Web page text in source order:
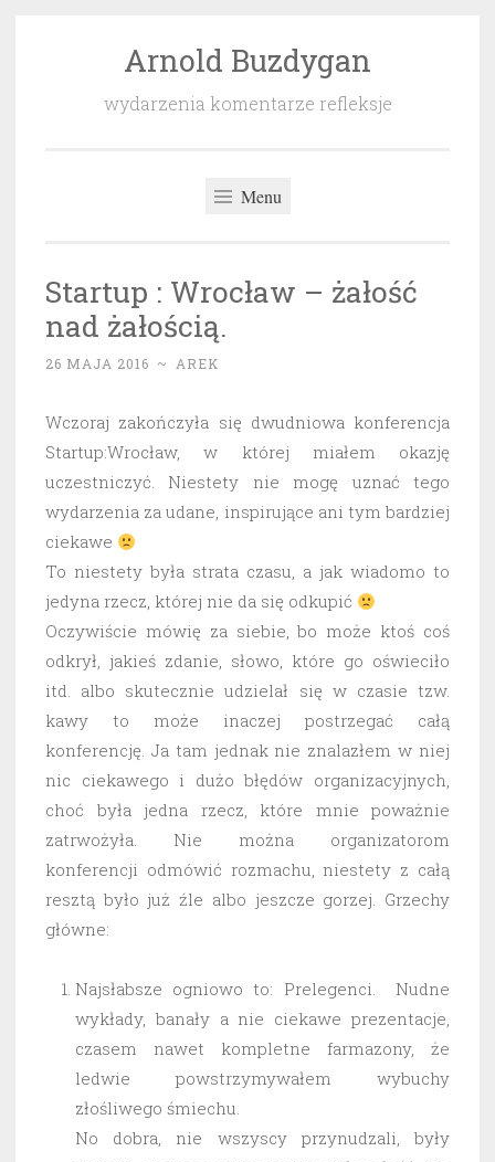
Arnold Buzdygan
wydarzenia komentarze refleksje
Menu
Startup : Wrocław – żałość
nad żałością.
26 MAJA 2016 ~ AREK
Wczoraj zakończyła się dwudniowa konferencja
Startup:Wrocław, w której miałem okazję
uczestniczyć. Niestety nie mogę uznać tego
wydarzenia za udane, inspirujące ani tym bardziej
ciekawe
To niestety była strata czasu, a jak wiadomo to
jedyna rzecz, której nie da się odkupić
Oczywiście mówię za siebie, bo może ktoś coś
odkrył, jakieś zdanie, słowo, które go oświeciło
itd. albo skutecznie udzielał się w czasie tzw.
kawy to może inaczej postrzegać całą
konferencję. Ja tam jednak nie znalazłem w niej
nic ciekawego i dużo błędów organizacyjnych,
choć była jedna rzecz, które mnie poważnie
zatrwożyła. Nie można organizatorom
konferencji odmówić rozmachu, niestety z całą
resztą było już źle albo jeszcze gorzej. Grzechy
główne:
Najsłabsze ogniowo to: Prelegenci. Nudne
wykłady, banały a nie ciekawe prezentacje,
czasem nawet kompletne farmazony, że
ledwie powstrzymywałem wybuchy
złośliwego śmiechu.
No dobra, nie wszyscy przynudzali, były